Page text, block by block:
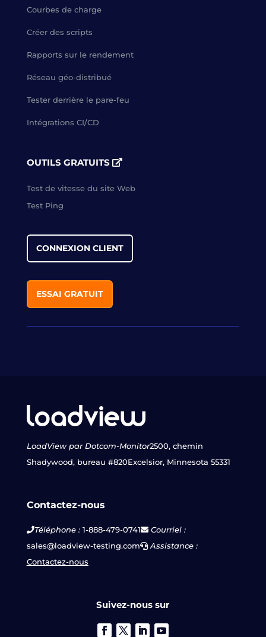
Courbes de charge
Créer des scripts
Rapports sur le rendement
Réseau géo-distribué
Tester derrière le pare-feu
Intégrations CI/CD
OUTILS GRATUITS
Test de vitesse du site Web
Test Ping
CONNEXION CLIENT
ESSAI GRATUIT
LoadView par Dotcom-Monitor2500, chemin
Shadywood, bureau #820Excelsior, Minnesota 55331
Contactez-nous
Téléphone :1-888-479-0741
Courriel :
sales@loadview-testing.com
Assistance :
Contactez-nous
Suivez-nous sur